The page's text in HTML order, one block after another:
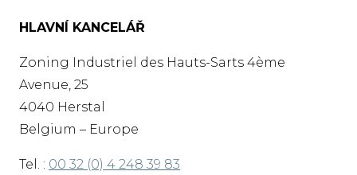
HLAVNÍ KANCELÁŘ
Zoning Industriel des Hauts-Sarts 4ème
Avenue, 25
4040 Herstal
Belgium – Europe
Tel. : 00 32 (0) 4 248 39 83